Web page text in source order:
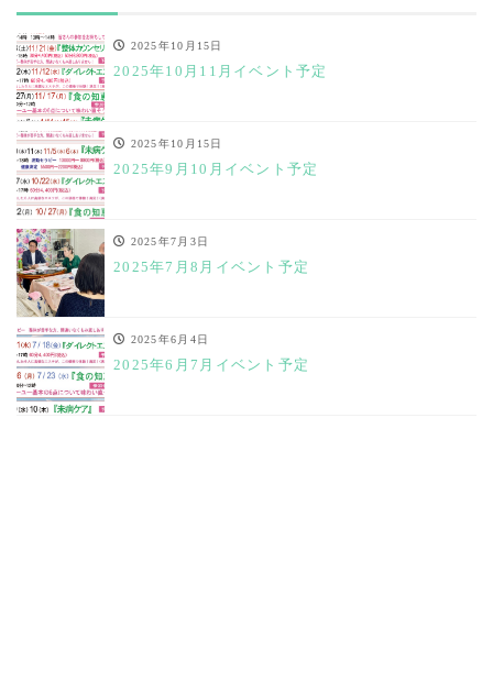
2025年10月15日
2025年10月11月イベント予定
2025年10月15日
2025年9月10月イベント予定
2025年7月3日
2025年7月8月イベント予定
2025年6月4日
2025年6月7月イベント予定